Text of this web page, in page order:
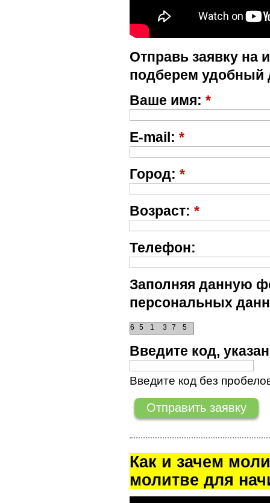
Отправь заявку на
подберем удобный
Ваше имя: *
E-mail: *
Город: *
Возраст: *
Телефон:
Заполняя данную
персональных
3 7
6 5 1 5
Введите код,
Введите код без
Как и зачем
молитве для